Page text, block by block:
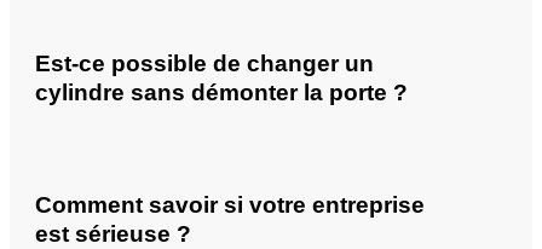
Est-ce possible de changer un
cylindre sans démonter la porte ?
Comment savoir si votre entreprise
est sérieuse ?